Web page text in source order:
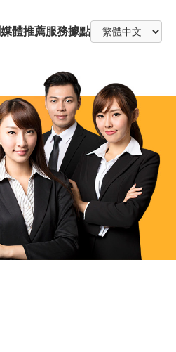
媒體推薦服務據點